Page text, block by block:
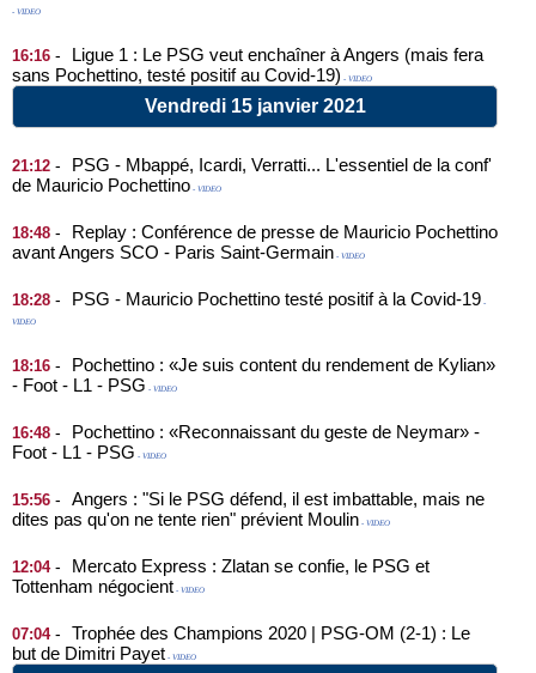
- VIDEO
16:16 -
Ligue 1 : Le PSG veut enchaîner à Angers (mais fera
sans Pochettino, testé positif au Covid-19) - VIDEO
Vendredi 15 janvier 2021
21:12 -
PSG - Mbappé, Icardi, Verratti... L'essentiel de la conf'
de Mauricio Pochettino - VIDEO
18:48 -
Replay : Conférence de presse de Mauricio Pochettino
avant Angers SCO - Paris Saint-Germain - VIDEO
18:28 - PSG - Mauricio Pochettino testé positif à la Covid-19 -
VIDEO
18:16 -
Pochettino : «Je suis content du rendement de Kylian»
- Foot - L1 - PSG - VIDEO
16:48 -
Pochettino : «Reconnaissant du geste de Neymar» -
Foot - L1 - PSG - VIDEO
15:56 -
Angers : "Si le PSG défend, il est imbattable, mais ne
dites pas qu'on ne tente rien" prévient Moulin - VIDEO
12:04-
Mercato Express : Zlatan se confie, le PSG et
Tottenham négocient - VIDEO
07:04-
Trophée des Champions 2020 | PSG-OM (2-1) : Le
but de Dimitri Payet - VIDEO